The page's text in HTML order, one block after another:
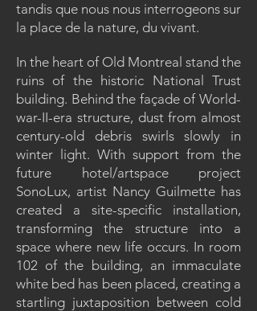
tandis que nous nous interrogeons sur
la place de la nature, du vivant.
In the heart of Old Montreal stand the
ruins of the historic National Trust
building. Behind the façade of World-
war-II-era structure, dust from almost
century-old debris swirls slowly in
winter light. With support from the
future hotel/artspace project
SonoLux, artist Nancy Guilmette has
created a site-specific installation,
transforming the structure into a
space where new life occurs. In room
102 of the building, an immaculate
white bed has been placed, creating a
startling juxtaposition between cold